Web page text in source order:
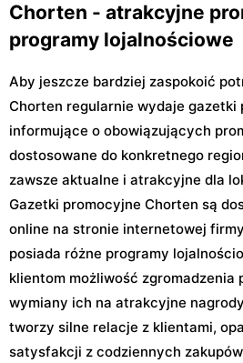
Chorten - atrakcyjne
programy lojalnościowe
Aby jeszcze bardziej zaspokoić
Chorten regularnie wydaje gazetki
informujące o obowiązujących
dostosowane do konkretnego
zawsze aktualne i atrakcyjne dla
Gazetki promocyjne Chorten są
online na stronie internetowej
posiada różne programy
klientom możliwość zgromadzenia
wymiany ich na atrakcyjne
tworzy silne relacje z klientami,
satysfakcji z codziennych